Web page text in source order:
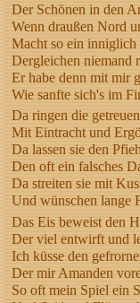
Der Schönen in den
Wenn draußen Nord
Macht so ein inniglich
Dergleichen niemand
Er habe denn mit mir
Wie sanfte sich's im
Da ringen die
Mit Eintracht und
Da lassen sie den
Den oft ein falsches
Da streiten sie mit
Und wünschen lange
Das Eis beweist den
Der viel entwirft und
Ich küsse den
Der mir Amanden
So oft mein Spiel ein